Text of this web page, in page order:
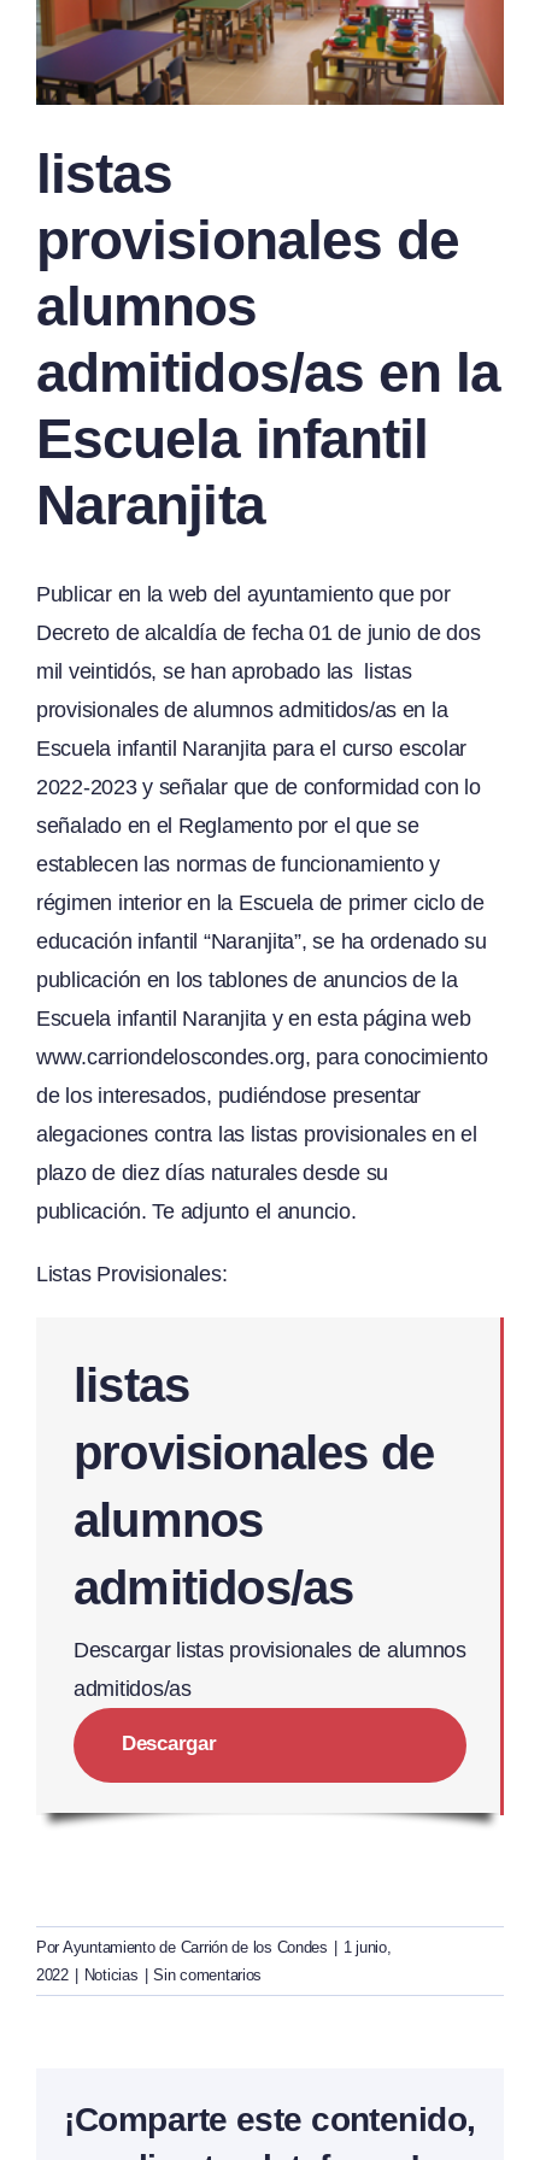
listas
provisionales de
alumnos
admitidos/as en la
Escuela infantil
Naranjita
Publicar en la web del ayuntamiento que por
Decreto de alcaldía de fecha 01 de junio de dos
mil veintidós, se han aprobado las listas
provisionales de alumnos admitidos/as en la
Escuela infantil Naranjita para el curso escolar
2022-2023 y señalar que de conformidad con lo
señalado en el Reglamento por el que se
establecen las normas de funcionamiento y
régimen interior en la Escuela de primer ciclo de
educación infantil “Naranjita”, se ha ordenado su
publicación en los tablones de anuncios de la
Escuela infantil Naranjita y en esta página web
www.carriondeloscondes.org, para conocimiento
de los interesados, pudiéndose presentar
alegaciones contra las listas provisionales en el
plazo de diez días naturales desde su
publicación. Te adjunto el anuncio.
Listas Provisionales:
listas
provisionales de
alumnos
admitidos/as
Descargar listas provisionales de alumnos
admitidos/as
Descargar
Por Ayuntamiento de Carrión de los Condes
1 junio,
2022
Noticias Sin comentarios
¡Comparte este contenido,